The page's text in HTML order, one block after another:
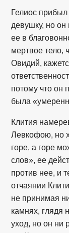
Гелиос
девушку, но он
ее в
мертвое тело,
Овидий,
потому что он
была
Клития
Левкофою, но
горе, а горе
слов», ее
против нее, и
отчаянии
не принимая
камнях, глядя
уход, но он ни